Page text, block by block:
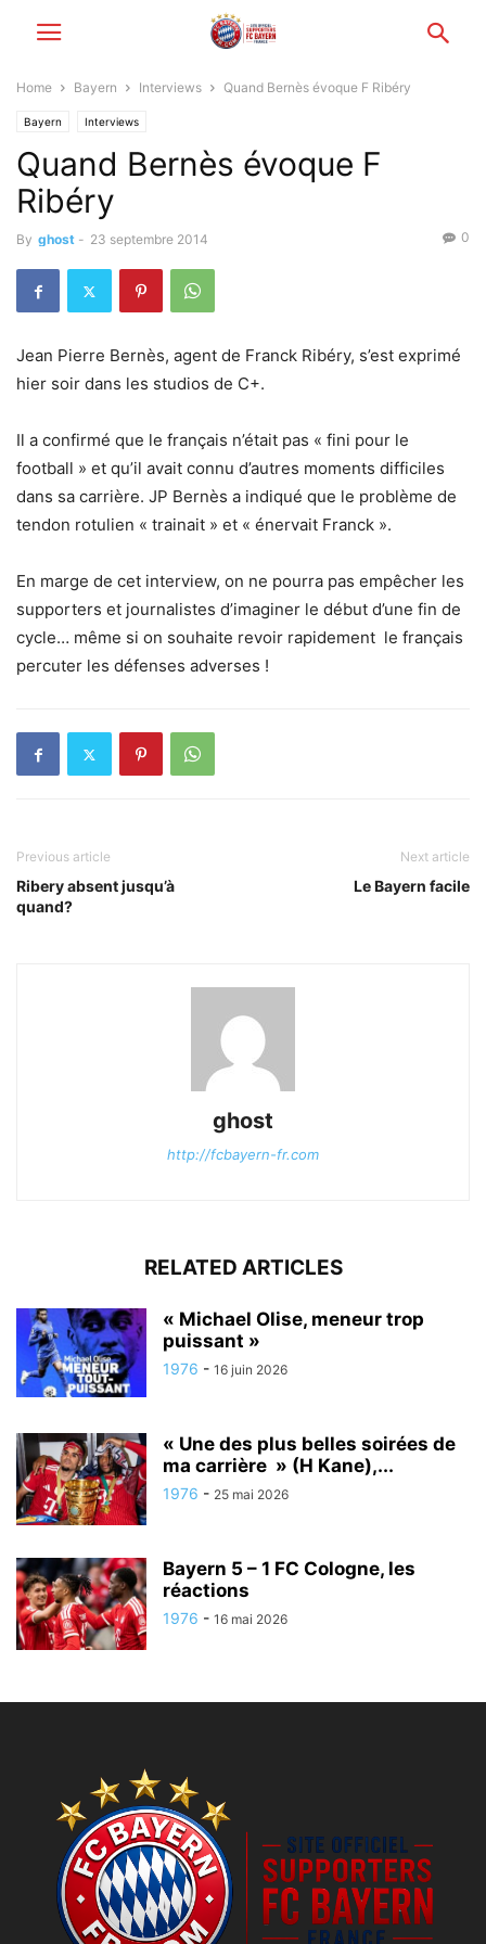
Home Bayern Interviews Quand Bernès évoque F Ribéry
Bayern Interviews
Quand Bernès évoque F
Ribéry
By ghost - 23 septembre 2014 0
Jean Pierre Bernès, agent de Franck Ribéry, s’est exprimé
hier soir dans les studios de C+.
Il a confirmé que le français n’était pas « fini pour le
football » et qu’il avait connu d’autres moments difficiles
dans sa carrière. JP Bernès a indiqué que le problème de
tendon rotulien « trainait » et « énervait Franck ».
En marge de cet interview, on ne pourra pas empêcher les
supporters et journalistes d’imaginer le début d’une fin de
cycle… même si on souhaite revoir rapidement le français
percuter les défenses adverses !
Previous article
Ribery absent jusqu’à
quand?
Next article
Le Bayern facile
ghost
http://fcbayern-fr.com
RELATED ARTICLES
« Michael Olise, meneur trop
puissant »
1976 - 16 juin 2026
« Une des plus belles soirées de
ma carrière » (H Kane),...
1976 - 25 mai 2026
Bayern 5 – 1 FC Cologne, les
réactions
1976 - 16 mai 2026